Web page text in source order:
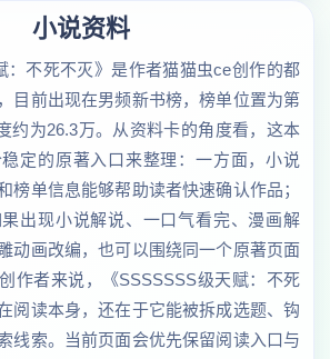
小说资料
：不死不灭》是作者猫猫虫ce创作的都
目前出现在男频新书榜，榜单位置为第
约为26.3万。从资料卡的角度看，这本
定的原著入口来整理：一方面，小说
榜单信息能够帮助读者快速确认作品；
出现小说解说、一口气看完、漫画解
动画改编，也可以围绕同一个原著页面
作者来说，《SSSSSSS级天赋：不死
阅读本身，还在于它能被拆成选题、钩
线索。当前页面会优先保留阅读入口与